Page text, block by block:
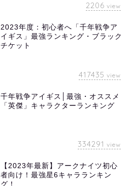
2206 view
2023年度：初心者へ「千年戦争ア
イギス」最強ランキング・ブラック
チケット
417435 view
千年戦争アイギス│最強・オススメ
「英傑」キャラクターランキング
334291 view
【2023年最新】アークナイツ初心
者向け！最強星6キャラランキン
グ！